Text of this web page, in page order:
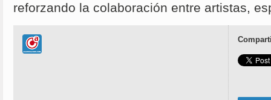
reforzando la colaboración entre artistas,